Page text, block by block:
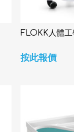
FLOKK人體
按此報價